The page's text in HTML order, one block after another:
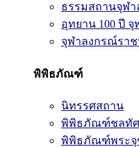
ธรรมสถานจุฬ
อุทยาน 100 ปี จุ
จุฬาลงกรณ์รา
พิพิธภัณฑ์
นิทรรศสถาน
พิพิธภัณฑ์ชลทั
พิพิธภัณฑ์พระจุ